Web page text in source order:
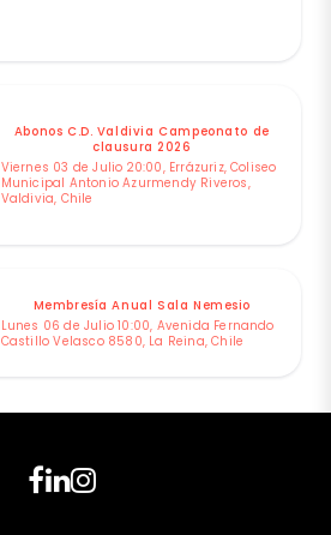
Abonos C.D. Valdivia Campeonato de
clausura 2026
Viernes 03 de Julio 20:00, Errázuriz, Coliseo
Municipal Antonio Azurmendy Riveros,
Valdivia, Chile
Membresía Anual Sala Nemesio
Lunes 06 de Julio 10:00, Avenida Fernando
Castillo Velasco 8580, La Reina, Chile